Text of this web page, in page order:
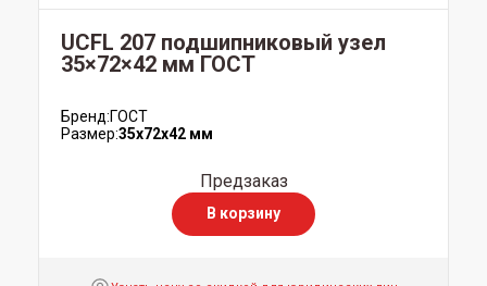
UCFL 207 подшипниковый узел
35×72×42 мм ГОСТ
Бренд:ГОСТ
Размер:35x72x42 мм
Предзаказ
В корзину